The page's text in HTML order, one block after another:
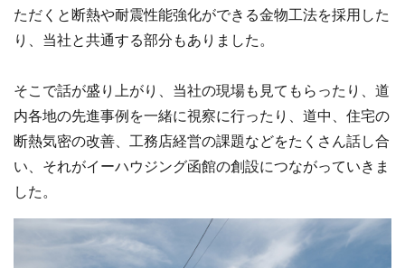
ただくと断熱や耐震性能強化ができる金物工法を採用した
り、当社と共通する部分もありました。
そこで話が盛り上がり、当社の現場も見てもらったり、道
内各地の先進事例を一緒に視察に行ったり、道中、住宅の
断熱気密の改善、工務店経営の課題などをたくさん話し合
い、それがイーハウジング函館の創設につながっていきま
した。